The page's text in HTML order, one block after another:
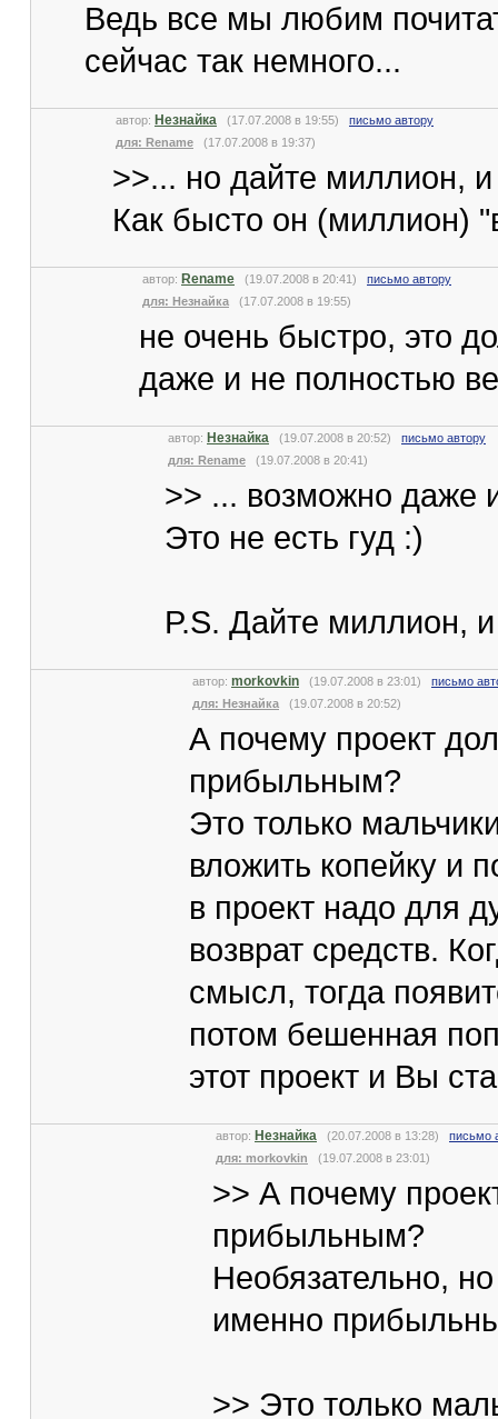
Ведь все мы любим
сейчас так немного...
автор: Незнайка (17.07.2008 в 19:55) письмо автору
для: Rename (17.07.2008 в 19:37)
>>... но дайте миллион, и
Как бысто он (миллион)
автор: Rename (19.07.2008 в 20:41) письмо автору
для: Незнайка (17.07.2008 в 19:55)
не очень быстро, это
даже и не полностью
автор: Незнайка (19.07.2008 в 20:52) письмо автору
для: Rename (19.07.2008 в 20:41)
>> ... возможно даже
Это не есть гуд :)
P.S. Дайте миллион,
автор: morkovkin (19.07.2008 в 23:01) письмо
для: Незнайка (19.07.2008 в 20:52)
А почему проект
прибыльным?
Это только
вложить копейку и
в проект надо для
возврат средств.
смысл, тогда
потом бешенная
этот проект и Вы
автор: Незнайка (20.07.2008 в 13:28) письмо
для: morkovkin (19.07.2008 в 23:01)
>> А почему
прибыльным?
Необязательно,
именно
>> Это только